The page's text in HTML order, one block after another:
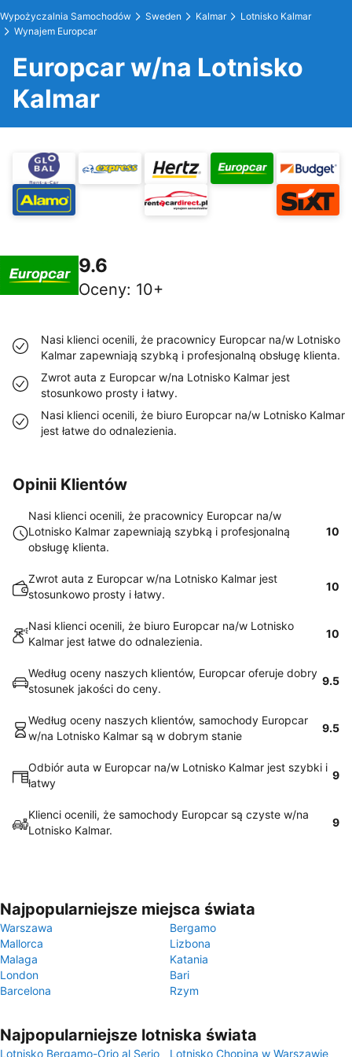
Wypożyczalnia Samochodów Sweden Kalmar
Lotnisko Kalmar
Wynajem Europcar
Europcar w/na Lotnisko
Kalmar
9.6
Oceny: 10+
Nasi klienci ocenili, że pracownicy Europcar na/w Lotnisko
Kalmar zapewniają szybką i profesjonalną obsługę klienta.
Zwrot auta z Europcar w/na Lotnisko Kalmar jest
stosunkowo prosty i łatwy.
Nasi klienci ocenili, że biuro Europcar na/w Lotnisko Kalmar
jest łatwe do odnalezienia.
Opinii Klientów
Nasi klienci ocenili, że pracownicy Europcar na/w
Lotnisko Kalmar zapewniają szybką i profesjonalną
obsługę klienta.
10
Zwrot auta z Europcar w/na Lotnisko Kalmar jest
stosunkowo prosty i łatwy.
10
Nasi klienci ocenili, że biuro Europcar na/w Lotnisko
Kalmar jest łatwe do odnalezienia.
10
Według oceny naszych klientów, Europcar oferuje dobry
stosunek jakości do ceny.
9.5
Według oceny naszych klientów, samochody Europcar
w/na Lotnisko Kalmar są w dobrym stanie
9.5
Odbiór auta w Europcar na/w Lotnisko Kalmar jest szybki i
łatwy
9
Klienci ocenili, że samochody Europcar są czyste w/na
Lotnisko Kalmar.
9
Najpopularniejsze miejsca świata
Warszawa
Bergamo
Mallorca
Lizbona
Malaga
Katania
London
Bari
Barcelona
Rzym
Najpopularniejsze lotniska świata
Lotnisko Bergamo-Orio al Serio Lotnisko Chopina w Warszawie